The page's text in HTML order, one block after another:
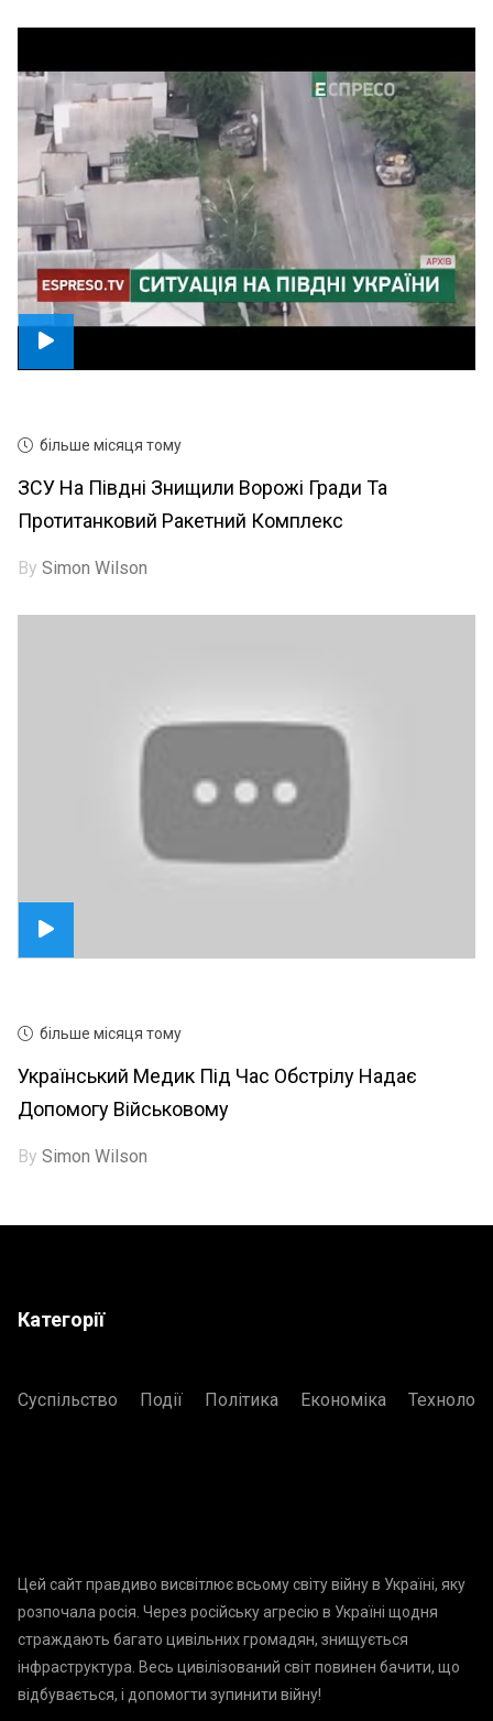
більше місяця тому
ЗСУ На Півдні Знищили Ворожі Гради Та
Протитанковий Ракетний Комплекс
BySimon Wilson
більше місяця тому
Український Медик Під Час Обстрілу Надає
Допомогу Військовому
BySimon Wilson
Категорії
Суспільство Події Політика Економіка Технології
Цей сайт правдиво висвітлює всьому світу війну в Україні, яку
розпочала росія. Через російську агресію в Україні щодня
страждають багато цивільних громадян, знищується
інфраструктура. Весь цивілізований світ повинен бачити, що
відбувається, і допомогти зупинити війну!